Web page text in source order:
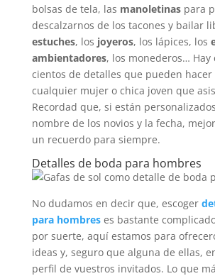
bolsas de tela, las manoletinaspara
descalzarnos de los tacones y bailar
estuches, los joyeros, los lápices, los
ambientadores, los monederos… Hay
cientos de detalles que pueden hacer
cualquier mujer o chica joven que
Recordad que, si están
nombre de los novios y la fecha,
un recuerdo para siempre.
Detalles de boda para hombres
No dudamos en decir que, escoger
para hombreses bastante
por suerte, aquí estamos para
ideas y, seguro que alguna de ellas,
perfil de vuestros invitados. Lo que